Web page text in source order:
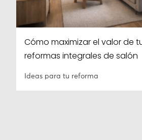
Cómo maximizar el valor de
reformas integrales de salón
Ideas para tu reforma